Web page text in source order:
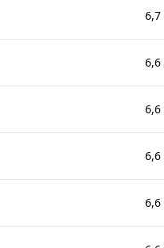
6,7
6,6
6,6
6,6
6,6